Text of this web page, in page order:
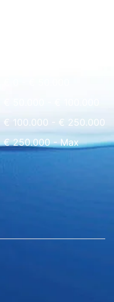
€ 100.000 - € 250.000
€ 250.000 - Max